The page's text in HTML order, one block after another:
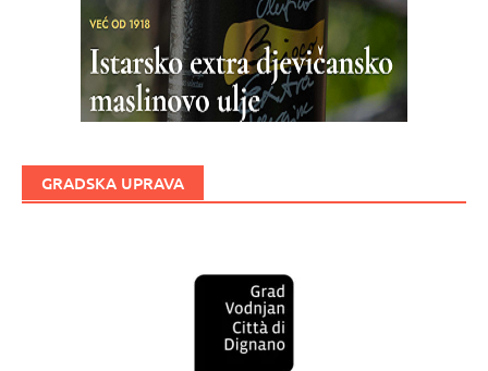
GRADSKA UPRAVA